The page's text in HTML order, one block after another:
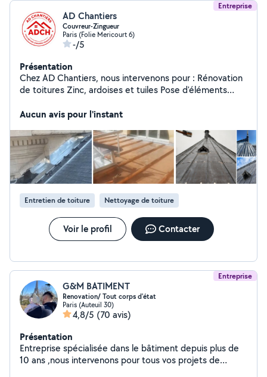
Entreprise
AD Chantiers
Couvreur-Zingueur
Paris (Folie Mericourt 6)
-/5
Présentation
Chez AD Chantiers, nous intervenons pour : Rénovation
de toitures Zinc, ardoises et tuiles Pose d'éléments
Entretien et démoussage de toiture Pose de Velux et
avez un projet ou besoin d'un avis professionnel ?
Contactez-nous pour une étude personnalisée.
Aucun avis pour l'instant
Entretien de toiture Nettoyage de toiture
Voir le profil Contacter
Entreprise
G&M BATIMENT
Renovation/ Tout corps d'état
Paris (Auteuil 30)
4,8/5 (70 avis)
Présentation
Entreprise spécialisée dans le bâtiment depuis plus de
10 ans ,nous intervenons pour tous vos projets de